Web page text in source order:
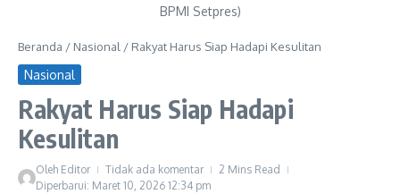
BPMI Setpres)
Beranda / Nasional / Rakyat Harus Siap Hadapi Kesulitan
Nasional
Rakyat Harus Siap Hadapi
Kesulitan
Oleh Editor Tidak ada komentar
2 Mins Read
Diperbarui: Maret 10, 2026 12:34 pm